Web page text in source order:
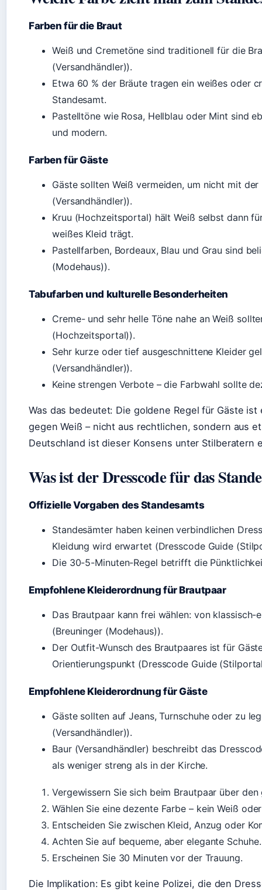
Farben für die Braut
Weiß und Cremetöne sind traditionell für die
(Versandhändler)).
Etwa 60 % der Bräute tragen ein weißes oder
Standesamt.
Pastelltöne wie Rosa, Hellblau oder Mint sind
und modern.
Farben für Gäste
Gäste sollten Weiß vermeiden, um nicht mit
(Versandhändler)).
Kruu (Hochzeitsportal) hält Weiß selbst dann
weißes Kleid trägt.
Pastellfarben, Bordeaux, Blau und Grau sind
(Modehaus)).
Tabufarben und kulturelle Besonderheiten
Creme- und sehr helle Töne nahe an Weiß
(Hochzeitsportal)).
Sehr kurze oder tief ausgeschnittene Kleider
(Versandhändler)).
Keine strengen Verbote – die Farbwahl sollte
Was das bedeutet: Die goldene Regel für Gäste
gegen Weiß – nicht aus rechtlichen, sondern aus
Deutschland ist dieser Konsens unter Stilberatern
Was ist der Dresscode für das
Offizielle Vorgaben des Standesamts
Standesämter haben keinen verbindlichen
Kleidung wird erwartet (Dresscode Guide
Die 30-5-Minuten-Regel betrifft die
Empfohlene Kleiderordnung für Brautpaar
Das Brautpaar kann frei wählen: von
(Breuninger (Modehaus)).
Der Outfit-Wunsch des Brautpaares ist für
Orientierungspunkt (Dresscode Guide
Empfohlene Kleiderordnung für Gäste
Gäste sollten auf Jeans, Turnschuhe oder zu
(Versandhändler)).
Baur (Versandhändler) beschreibt das
als weniger streng als in der Kirche.
Vergewissern Sie sich beim Brautpaar über den
Wählen Sie eine dezente Farbe – kein Weiß
Entscheiden Sie zwischen Kleid, Anzug oder
Achten Sie auf bequeme, aber elegante Schuhe.
Erscheinen Sie 30 Minuten vor der Trauung.
Die Implikation: Es gibt keine Polizei, die den